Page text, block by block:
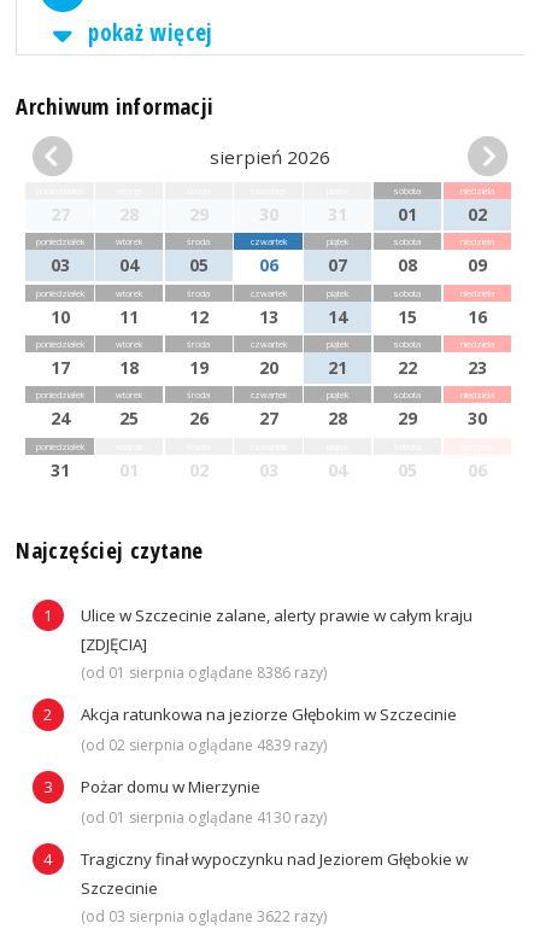
pokaż więcej
Archiwum informacji
sierpień 2026
27 28 29 30 31
sobota
01
niedziela
02
poniedziałek
03
wtorek
04
środa
05
czwartek
06
piątek
07
sobota
08
niedziela
09
poniedziałek
10
wtorek
11
środa
12
czwartek
13
piątek
14
sobota
15
niedziela
16
poniedziałek
17
wtorek
18
środa
19
czwartek
20
piątek
21
sobota
22
niedziela
23
poniedziałek
24
wtorek
25
środa
26
czwartek
27
piątek
28
sobota
29
niedziela
30
poniedziałek
31 01 02 03 04 05 06
Najczęściej czytane
Ulice w Szczecinie zalane, alerty prawie w całym kraju
[ZDJĘCIA]
(od 01 sierpnia oglądane 8386 razy)
Akcja ratunkowa na jeziorze Głębokim w Szczecinie
(od 02 sierpnia oglądane 4839 razy)
Pożar domu w Mierzynie
(od 01 sierpnia oglądane 4130 razy)
Tragiczny finał wypoczynku nad Jeziorem Głębokie w
Szczecinie
(od 03 sierpnia oglądane 3622 razy)